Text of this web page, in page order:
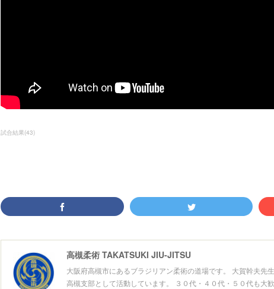
試合結果(43)
高槻柔術 TAKATSUKI JIU-JITSU
大阪府高槻市にあるブラジリアン柔術の道場です。 大賀幹夫先
高槻支部として活動しています。 ３０代・４０代・５０代も大